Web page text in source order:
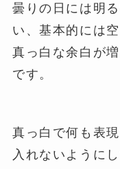
曇りの日には明
い、基本的には
真っ白な余白が
です。
真っ白で何も表
入れないように